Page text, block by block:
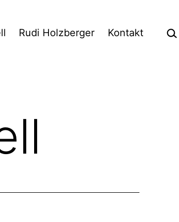
Rudi Holzberger Kontakt